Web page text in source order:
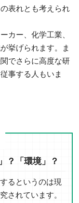
表れとも考えられ
カー、化学工業、
挙げられます。ま
でさらに高度な研
事する人もいま
？「環境」？
るというのは現
されています。